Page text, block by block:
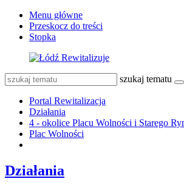
Menu główne
Przeskocz do treści
Stopka
szukaj tematu
Portal Rewitalizacja
Działania
4 - okolice Placu Wolności i Starego
Plac Wolności
Działania